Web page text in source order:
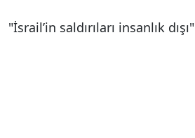
"İsrail’in saldırıları insanlık dışı"